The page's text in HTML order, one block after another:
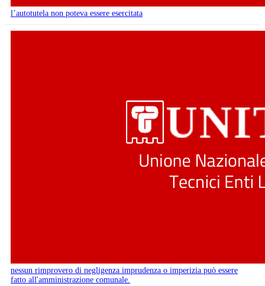
l’autotutela non poteva essere esercitata
nessun rimprovero di negligenza imprudenza o imperizia può essere
fatto all'amministrazione comunale.